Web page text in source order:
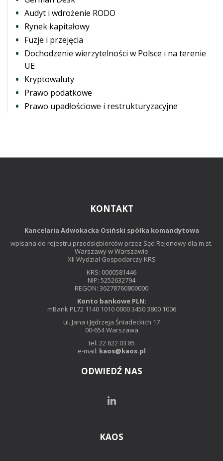
Audyt i wdrożenie RODO
Rynek kapitałowy
Fuzje i przejęcia
Dochodzenie wierzytelności w Polsce i na terenie
UE
Kryptowaluty
Prawo podatkowe
Prawo upadłościowe i restrukturyzacyjne
KONTAKT
Kancelaria Adwokacka Osiński spółka komandytowa
wpisana do rejestru przedsiębiorców przez Sąd Rejonowy dla m.st.
Warszawy w Warszawie
XII Wydział Gospodarczy KRS
KRS: 0000581446
NIP: 5252632794
REGON: 36278760800000
Konto bankowe PLN:
mBank PL72 1140 1010 0000 3450 3800 1006
ul. Jana i Jędrzeja Śniadeckich 17
00-654 Warszawa
tel: 22 622 03 85
e-mail: kaos@kaos.pl
ODWIEDŹ NAS
KAOS